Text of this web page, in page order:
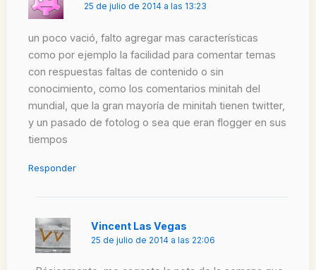
25 de julio de 2014 a las 13:23
un poco vació, falto agregar mas características
como por ejemplo la facilidad para comentar temas
con respuestas faltas de contenido o sin
conocimiento, como los comentarios minitah del
mundial, que la gran mayoría de minitah tienen twitter,
y un pasado de fotolog o sea que eran flogger en sus
tiempos
Responder
Vincent Las Vegas
25 de julio de 2014 a las 22:06